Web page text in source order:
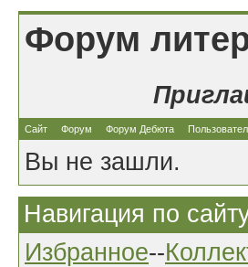
Форум
Сайт Форум Форум Дебюта
Вы не зашли.
Навигация по
Избранное--